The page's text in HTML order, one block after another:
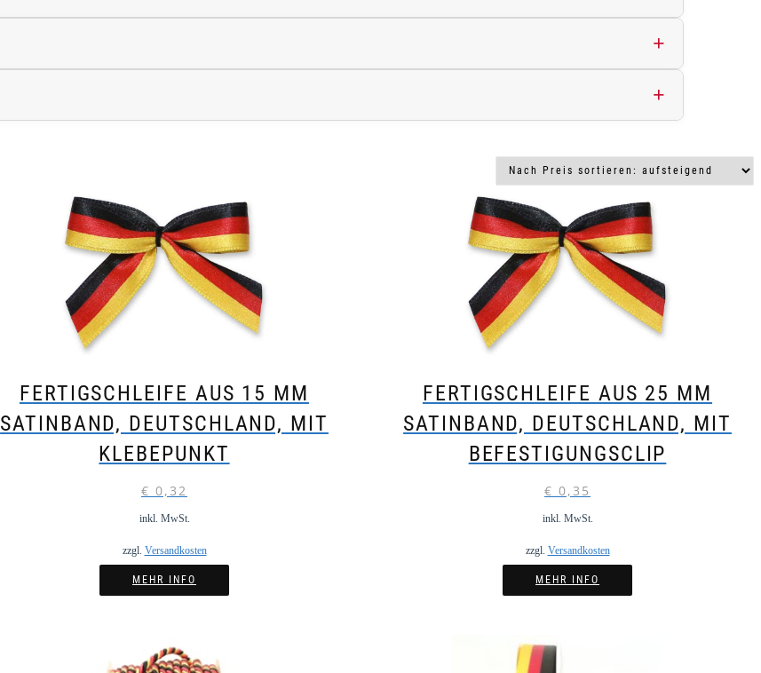
FERTIGSCHLEIFE AUS 15 MM
SATINBAND, DEUTSCHLAND, MIT
KLEBEPUNKT
€ 0,32
inkl. MwSt.
zzgl. Versandkosten
MEHR INFO
FERTIGSCHLEIFE AUS 25 MM
SATINBAND, DEUTSCHLAND, MIT
BEFESTIGUNGSCLIP
€ 0,35
inkl. MwSt.
zzgl. Versandkosten
MEHR INFO
Produkt
weist